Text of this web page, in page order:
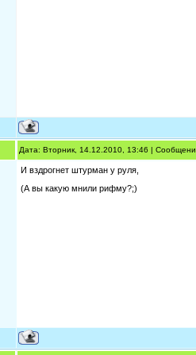
Дата: Вторник, 14.12.2010, 13:46 |
И вздрогнет штурман у руля,
(А вы какую мнили рифму?;)